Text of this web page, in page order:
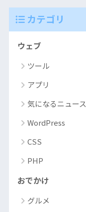
カテゴリ
ウェブ
ツール
アプリ
気になるニュース
WordPress
CSS
PHP
おでかけ
グルメ